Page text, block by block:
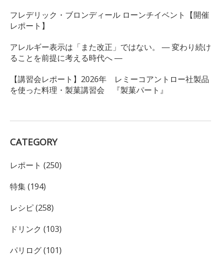
フレデリック・ブロンディール ローンチイベント【開催
レポート】
アレルギー表示は「また改正」ではない。 ― 変わり続け
ることを前提に考える時代へ ―
【講習会レポート】2026年 レミーコアントロー社製品
を使った料理・製菓講習会 『製菓パート』
CATEGORY
レポート (250)
特集 (194)
レシピ (258)
ドリンク (103)
パリログ (101)